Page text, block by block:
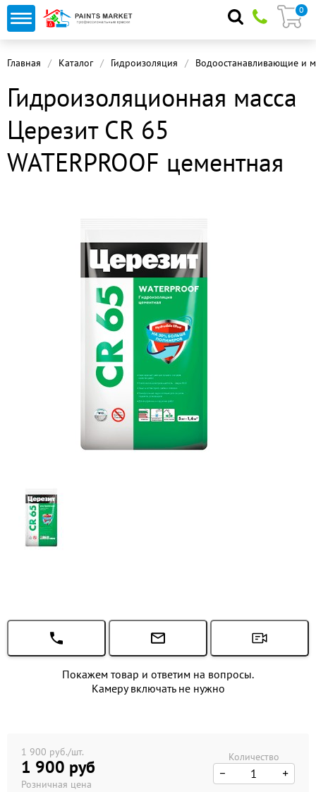
0
Главная Каталог Гидроизоляция Водоостанавливающие и
Гидроизоляционная масса
Церезит CR 65
WATERPROOF цементная
Покажем товар и ответим на вопросы.
Камеру включать не нужно
1 900 руб./шт.
1 900 руб
Розничная цена
Количество